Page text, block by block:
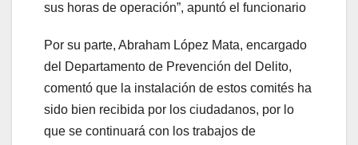
sus horas de operación”, apuntó el funcionario
Por su parte, Abraham López Mata, encargado
del Departamento de Prevención del Delito,
comentó que la instalación de estos comités ha
sido bien recibida por los ciudadanos, por lo
que se continuará con los trabajos de